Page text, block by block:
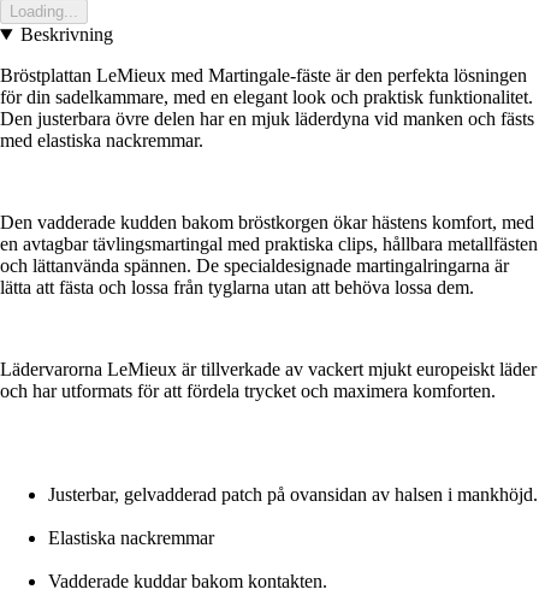
Loading...
Beskrivning
Bröstplattan LeMieux med Martingale-fäste är den perfekta lösningen
för din sadelkammare, med en elegant look och praktisk funktionalitet.
Den justerbara övre delen har en mjuk läderdyna vid manken och fästs
med elastiska nackremmar.
Den vadderade kudden bakom bröstkorgen ökar hästens komfort, med
en avtagbar tävlingsmartingal med praktiska clips, hållbara metallfästen
och lättanvända spännen. De specialdesignade martingalringarna är
lätta att fästa och lossa från tyglarna utan att behöva lossa dem.
Lädervarorna LeMieux är tillverkade av vackert mjukt europeiskt läder
och har utformats för att fördela trycket och maximera komforten.
Justerbar, gelvadderad patch på ovansidan av halsen i mankhöjd.
Elastiska nackremmar
Vadderade kuddar bakom kontakten.